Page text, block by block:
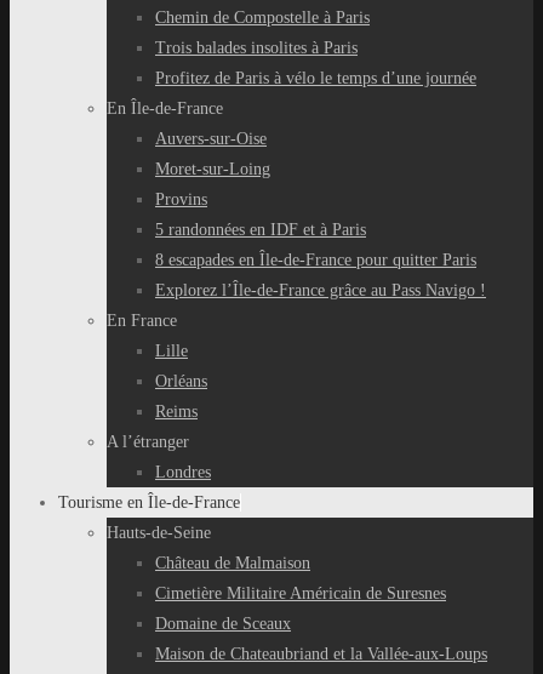
Chemin de Compostelle à Paris
Trois balades insolites à Paris
Profitez de Paris à vélo le temps d’une journée
En Île-de-France
Auvers-sur-Oise
Moret-sur-Loing
Provins
5 randonnées en IDF et à Paris
8 escapades en Île-de-France pour quitter Paris
Explorez l’Île-de-France grâce au Pass Navigo !
En France
Lille
Orléans
Reims
A l’étranger
Londres
Tourisme en Île-de-France
Hauts-de-Seine
Château de Malmaison
Cimetière Militaire Américain de Suresnes
Domaine de Sceaux
Maison de Chateaubriand et la Vallée-aux-Loups